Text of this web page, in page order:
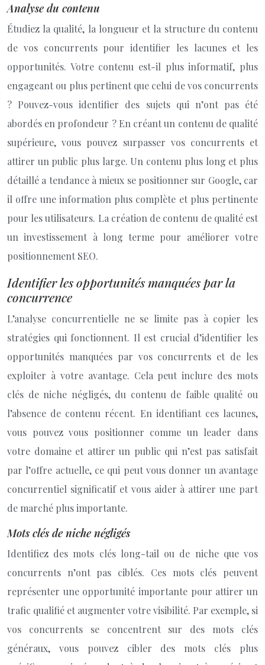
Analyse du contenu
Étudiez la qualité, la longueur et la structure du contenu
de vos concurrents pour identifier les lacunes et les
opportunités. Votre contenu est-il plus informatif, plus
engageant ou plus pertinent que celui de vos concurrents
? Pouvez-vous identifier des sujets qui n’ont pas été
abordés en profondeur ? En créant un contenu de qualité
supérieure, vous pouvez surpasser vos concurrents et
attirer un public plus large. Un contenu plus long et plus
détaillé a tendance à mieux se positionner sur Google, car
il offre une information plus complète et plus pertinente
pour les utilisateurs. La création de contenu de qualité est
un investissement à long terme pour améliorer votre
positionnement SEO.
Identifier les opportunités manquées par la
concurrence
L’analyse concurrentielle ne se limite pas à copier les
stratégies qui fonctionnent. Il est crucial d’identifier les
opportunités manquées par vos concurrents et de les
exploiter à votre avantage. Cela peut inclure des mots
clés de niche négligés, du contenu de faible qualité ou
l’absence de contenu récent. En identifiant ces lacunes,
vous pouvez vous positionner comme un leader dans
votre domaine et attirer un public qui n’est pas satisfait
par l’offre actuelle, ce qui peut vous donner un avantage
concurrentiel significatif et vous aider à attirer une part
de marché plus importante.
Mots clés de niche négligés
Identifiez des mots clés long-tail ou de niche que vos
concurrents n’ont pas ciblés. Ces mots clés peuvent
représenter une opportunité importante pour attirer un
trafic qualifié et augmenter votre visibilité. Par exemple, si
vos concurrents se concentrent sur des mots clés
généraux, vous pouvez cibler des mots clés plus